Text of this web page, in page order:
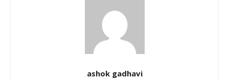
ashok gadhavi